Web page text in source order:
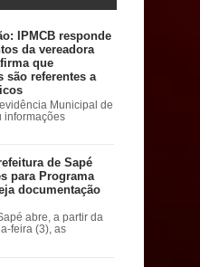
IPMCB responde
da vereadora
que
são referentes a
Municipal de
informações
de Sapé
para Programa
documentação
abre, a partir da
feira (3), as